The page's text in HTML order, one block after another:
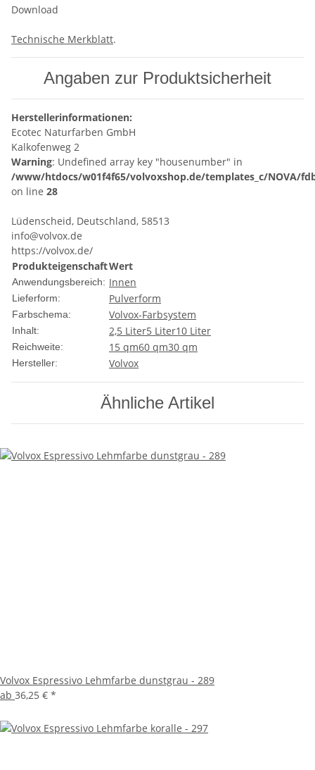
Download
Technische Merkblatt.
Angaben zur Produktsicherheit
Herstellerinformationen:
Ecotec Naturfarben GmbH
Kalkofenweg 2
Warning: Undefined array key "housenumber" in
/www/htdocs/w01f4f65/volvoxshop.de/templates_c/NOVA/
on line 28
Lüdenscheid, Deutschland, 58513
info@volvox.de
https://volvox.de/
ProdukteigenschaftWert
Anwendungsbereich: Innen
Lieferform: Pulverform
Farbschema: Volvox-Farbsystem
Inhalt: 2,5 Liter5 Liter10 Liter
Reichweite: 15 qm60 qm30 qm
Hersteller: Volvox
Ähnliche Artikel
Volvox Espressivo Lehmfarbe dunstgrau - 289
ab 36,25 € *